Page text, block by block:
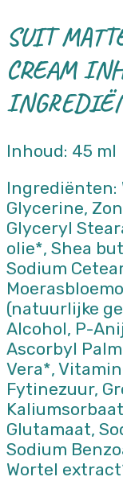
SUIT
CREAM
Inhoud: 45 ml
Ingrediënten:
Glycerine,
Glyceryl
olie*, Shea
Sodium
(natuurlijke
Alcohol, P-
Ascorbyl
Vera*,
Fytinezuur,
Glutamaat,
Sodium
Wortel